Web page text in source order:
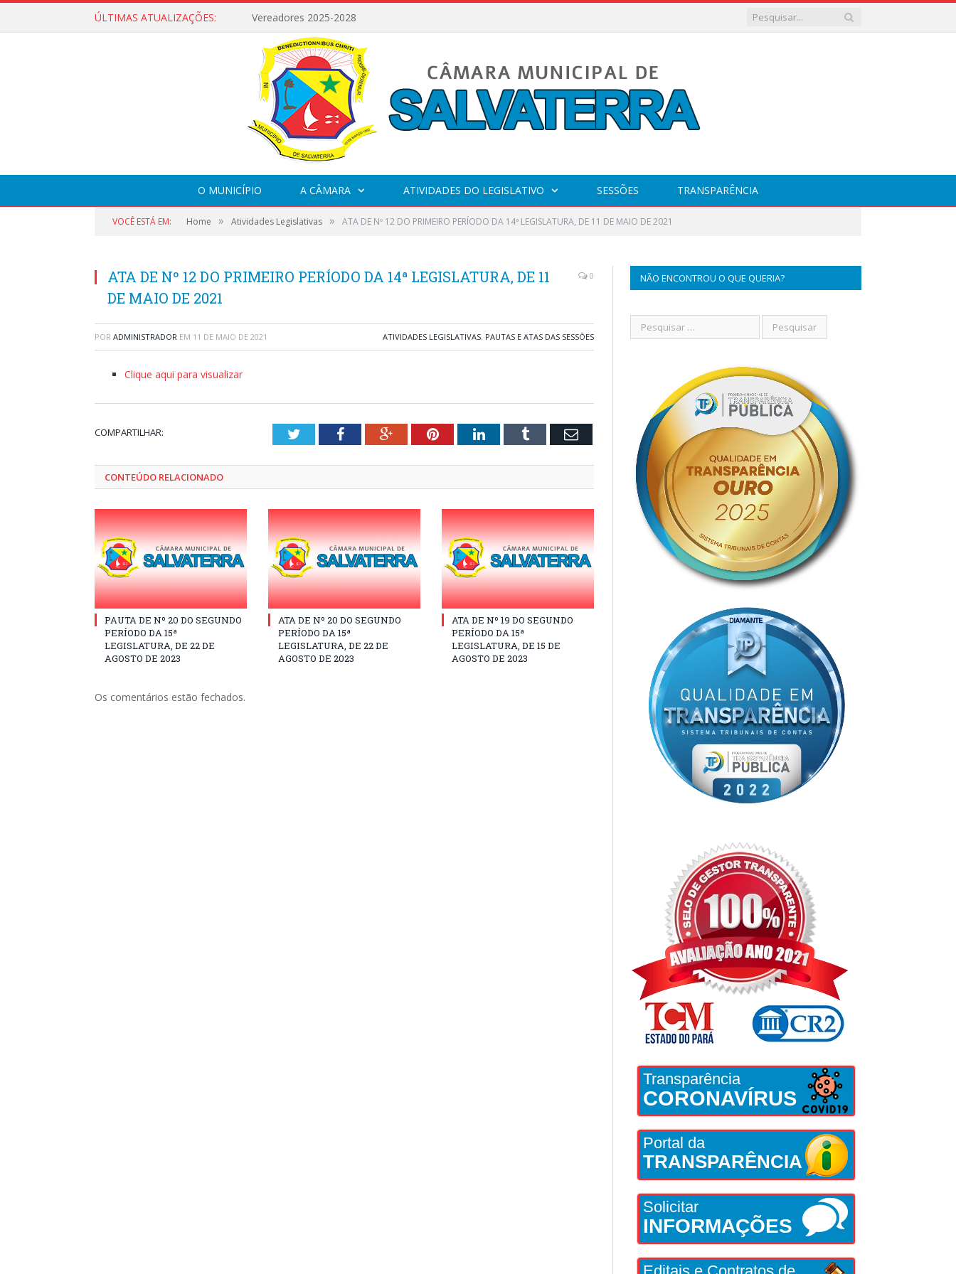
ÚLTIMAS ATUALIZAÇÕES: Vereadores 2025-2028
O MUNICÍPIO A CÂMARA ATIVIDADES DO LEGISLATIVO SESSÕES TRANSPARÊNCIA
VOCÊ ESTÁ EM: Home » Atividades Legislativas » ATA DE Nº 12 DO PRIMEIRO PERÍODO DA 14ª LEGISLATURA, DE 11 DE MAIO DE 2021
ATA DE Nº 12 DO PRIMEIRO PERÍODO DA 14ª LEGISLATURA, DE 11
DE MAIO DE 2021
0
POR ADMINISTRADOR EM 11 DE MAIO DE 2021 ATIVIDADES LEGISLATIVAS, PAUTAS E ATAS DAS SESSÕES
Clique aqui para visualizar
COMPARTILHAR: TwitterFacebookGoogle+PinterestLinkedInTumblr Email
CONTEÚDO RELACIONADO
PAUTA DE Nº 20 DO SEGUNDO
PERÍODO DA 15ª
LEGISLATURA, DE 22 DE
AGOSTO DE 2023
ATA DE Nº 20 DO SEGUNDO
PERÍODO DA 15ª
LEGISLATURA, DE 22 DE
AGOSTO DE 2023
ATA DE Nº 19 DO SEGUNDO
PERÍODO DA 15ª
LEGISLATURA, DE 15 DE
AGOSTO DE 2023
Os comentários estão fechados.
NÃO ENCONTROU O QUE QUERIA?
Transparência
CORONAVÍRUS
Portal da
TRANSPARÊNCIA
Solicitar
INFORMAÇÕES